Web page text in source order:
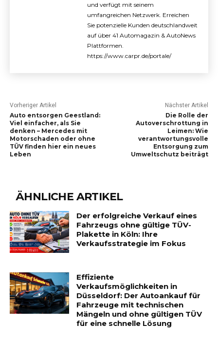
und verfügt mit seinem
umfangreichen Netzwerk. Erreichen
Sie potenzielle Kunden deutschlandweit
auf über 41 Automagazin & AutoNews
Plattformen.
https://www.carpr.de/portale/
Vorheriger Artikel
Auto entsorgen Geestland:
Viel einfacher, als Sie
denken – Mercedes mit
Motorschaden oder ohne
TÜV finden hier ein neues
Leben
Nächster Artikel
Die Rolle der
Autoverschrottung in
Leimen: Wie
verantwortungsvolle
Entsorgung zum
Umweltschutz beiträgt
ÄHNLICHE ARTIKEL
Der erfolgreiche Verkauf eines
Fahrzeugs ohne gültige TÜV-
Plakette in Köln: Ihre
Verkaufsstrategie im Fokus
Effiziente
Verkaufsmöglichkeiten in
Düsseldorf: Der Autoankauf für
Fahrzeuge mit technischen
Mängeln und ohne gültigen TÜV
für eine schnelle Lösung